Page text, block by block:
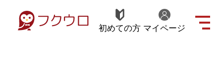
初めての方 マイページ